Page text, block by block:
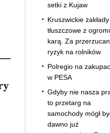
setki z Kujaw
Kruszwickie zakłady
tłuszczowe z
karą. Za
ryzyk na rolników
Polregio na
w PESA
Gdyby nie nasza
to przetarg na
samochody mógł
dawno już